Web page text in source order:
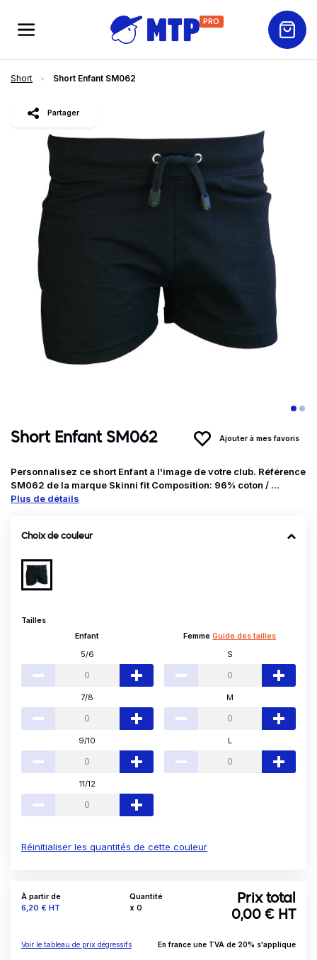
PRO
Short Short Enfant SM062
Short Enfant SM062 Ajouter à mes favoris
Personnalisez ce short Enfant à l'image de votre club. Référence
SM062 de la marque Skinni fit Composition: 96% coton / ...
Plus de détails
Choix de couleur
Tailles
Enfant
5/6
7/8
9/10
11/12
Femme Guide des tailles
S
M
L
Réinitialiser les quantités de cette couleur
À partir de
Prix
6,20 € HT
Quantité
x 0
Prix total
0,00 € HT
Voir le tableau de prix dégressifs En france une TVA de 20% s'applique
Partager
slide1